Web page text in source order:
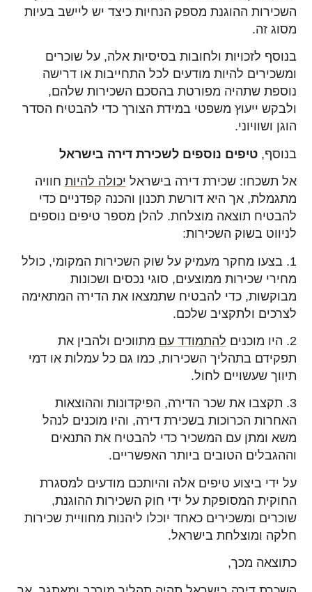
השכירות ההוגנת מספק הנחיות כיצד יש ליישב בעיות
מסוג זה.
בנוסף לזכויות ולחובות בסיסיות אלה, על שוכרים
ומשכירים להיות מודעים לכל התחייבות או דרישה
נוספת שתהיה מפורטת בהסכם השכירות שלהם,
ולבקש ייעוץ משפטי במידת הצורך כדי להבטיח הסדר
הוגן ושוויוני.
בנוסף,טיפים נוספים לשכירת דירה בישראל
אל תשכחו: שכירת דירה בישראל יכולה להיות חוויה
מתגמלת, אך היא דורשת תכנון והכנה קפדניים כדי
להבטיח תוצאה מוצלחת. להלן מספר טיפים נוספים
לניווט בשוק השכירות:
1. בצעו מחקר מעמיק על שוק השכירות המקומי, כולל
מחירי שכירות ממוצעים, סוגי נכסים ושכונות
מבוקשות, כדי להבטיח שתמצאו את הדירה המתאימה
לצרכים ולתקציב שלכם.
2. היו מוכנים
להתמודד עם מתווכים ולהבין את
תפקידם בתהליך השכירות, כמו גם כל עמלות או דמי
תיווך שעשויים לחול.
3. תקצבו את שכר הדירה, הפיקדונות וההוצאות
האחרות הכרוכות בשכירת דירה, והיו מוכנים לנהל
משא ומתן עם המשכיר כדי להבטיח את התנאים
וההגבלים הטובים ביותר האפשריים.
על ידי ביצוע טיפים אלה והיותכם מודעים למסגרת
החוקית המסופקת על ידי חוק השכירות ההוגנת,
שוכרים ומשכירים כאחד יוכלו ליהנות מחוויית שכירות
חלקה ומוצלחת בישראל.
כתוצאה מכך,